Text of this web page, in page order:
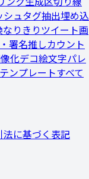
シュタグ抽出埋め込
なりきりツイート画
署名推しカウント
化デコ絵文字パレ
ンプレートすべて
法に基づく表記